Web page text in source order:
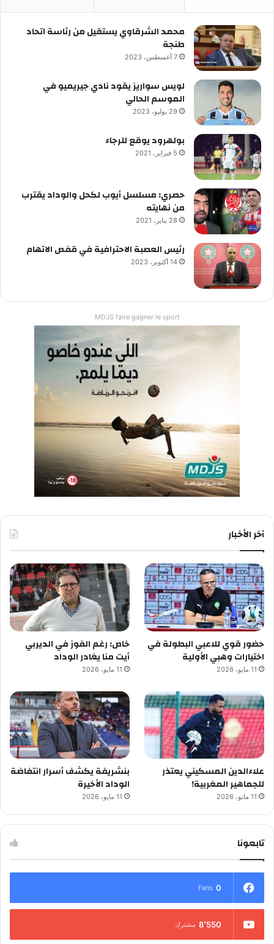
محمد الشرقاوي يستقيل من رئاسة اتحاد
طنجة
7 أغسطس، 2023
لويس سواريز يقود نادي جيريميو في
الموسم الحالي
29 يوليو، 2023
بولهرود يوقع للرجاء
5 فبراير، 2021
حصري: مسلسل أيوب لكحل والوداد يقترب
من نهايته
28 يناير، 2021
رئيس العصبة الاحترافية في قفص الاتهام
14 أكتوبر، 2023
MDJS faire gagner le sport
آخر الأخبار
حضور قوي للاعبي البطولة في
اختيارات وهبي الأولية
11 مايو، 2026
خاص: رغم الفوز في الديربي
أيت منا يغادر الوداد
11 مايو، 2026
علاءالدين المسكيني يعتذر
للجماهير المغربية!
11 مايو، 2026
بنشريفة يكشف أسرار انتفاضة
الوداد الأخيرة
11 مايو، 2026
تابعونا
0
Fans
8٬550 مشترك